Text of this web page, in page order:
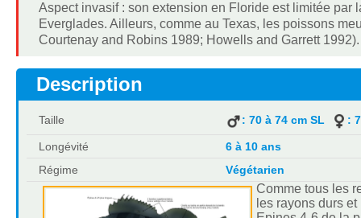
Aspect invasif : son extension en Floride est limitée par
Everglades. Ailleurs, comme au Texas, les poissons
Courtenay and Robins 1989; Howells and Garrett 1992).
Description
Taille : 70 à 74 cm SL :
Longévité
6 à 10 ans
Régime
Végétarien
Comme tous les
les rayons durs